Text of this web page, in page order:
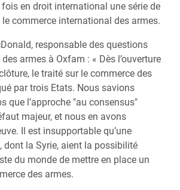
en droit international une série de
commerce international des armes.
responsable des questions
armes à Oxfam : « Dès l’ouverture
le traité sur le commerce des
par trois Etats. Nous savions
que l’approche "au consensus"
majeur, et nous en avons
Il est insupportable qu’une
dont la Syrie, aient la possibilité
du monde de mettre en place un
des armes.